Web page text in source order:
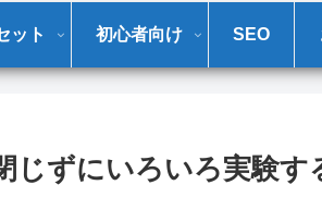
ット 初心者向け SEO
じずにいろいろ実験す